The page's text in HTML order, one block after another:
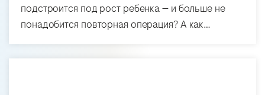
подстроится под рост ребенка — и больше не
понадобится повторная операция? А как…